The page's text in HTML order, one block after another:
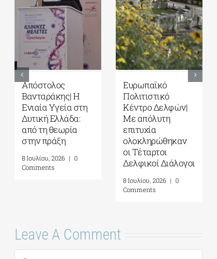
Ευρωπαϊκό
Πολιτιστικό
Κέντρο Δελφών|
Δελφική
Ακαδημία
Ευρωπαϊκών
Ιουλίου 2026
Τέταρτοι
Δελφικοί
Διάλογοι|
Ερωτήματα και
στοχασμοί για το
μέλλον της
ανθρωπότητας
και την
προσωπική πράξη|
Γράφει η